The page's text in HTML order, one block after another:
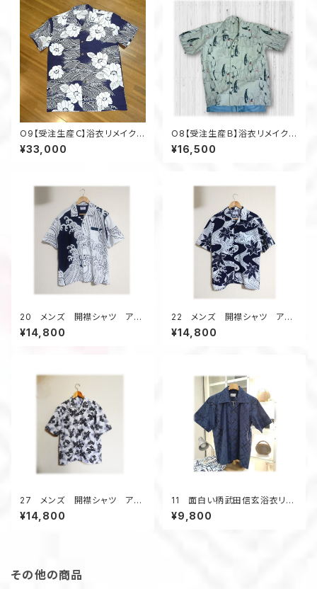
O9【受注生産Ｃ】浴衣リメイクア
ロハシャツフルオーダー
¥33,000
O8【受注生産Ｂ】浴衣リメイクア
ロハシャツセミオーダー
¥16,500
20 メンズ 開襟シャツ アロ
ハシャツ 大きいサイズ 波の
浴衣地 浴衣リメイク 1点
¥14,800
22 メンズ 開襟シャツ アロ
ハシャツ 大きいサイズ 波と
紅葉 デッドストック浴衣地 1
¥14,800
27 メンズ 開襟シャツ アロ
ハシャツ 大きいサイズ 紫陽
花 白地 デッドストック浴衣
¥14,800
11 面白い柄武田信玄浴衣リメ
イクメンズアロハシャツ（L）
¥9,800
その他の商品